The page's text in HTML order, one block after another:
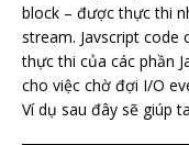
block – được thực thi
stream. Javscript code
thực thi của các phần
cho việc chờ đợi I/O
Ví dụ sau đây sẽ giúp